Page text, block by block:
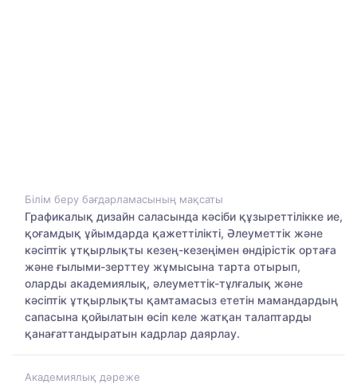
Білім беру бағдарламасының мақсаты
Графикалық дизайн саласында кәсіби құзыреттілікке ие,
қоғамдық ұйымдарда қажеттілікті, Әлеуметтік және
кәсіптік ұтқырлықты кезең-кезеңімен өндірістік ортаға
және ғылыми-зерттеу жұмысына тарта отырып,
оларды академиялық, әлеуметтік-тұлғалық және
кәсіптік ұтқырлықты қамтамасыз ететін мамандардың
сапасына қойылатын өсіп келе жатқан талаптарды
қанағаттандыратын кадрлар даярлау.
Академиялық дәреже